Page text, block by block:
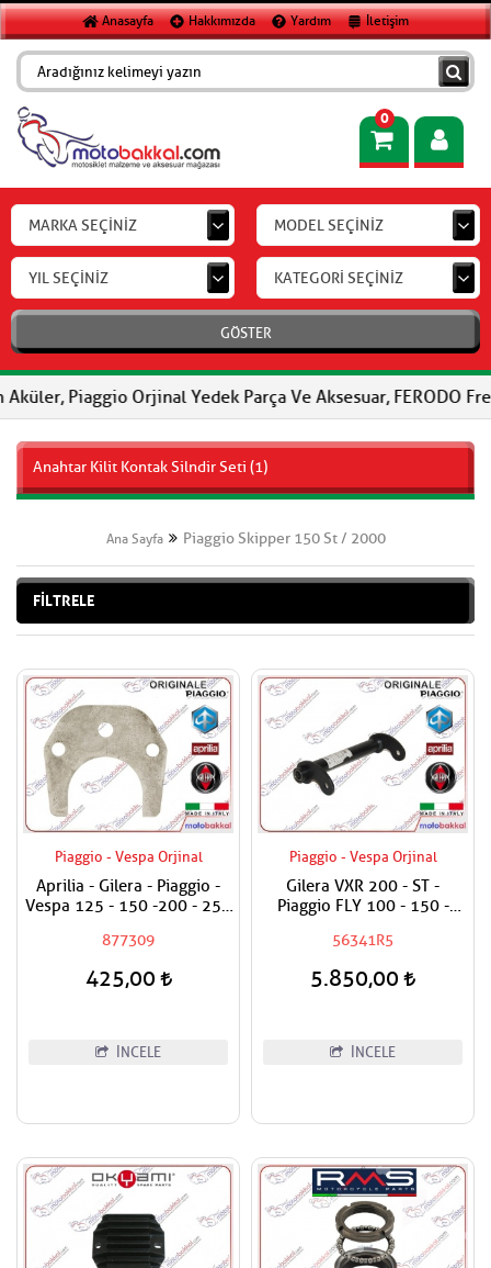
Anasayfa Hakkımızda Yardım İletişim
0
MARKA SEÇİNİZ MODEL SEÇİNİZ
YIL SEÇİNİZ KATEGORİ SEÇİNİZ
GÖSTER
Orjinal Yedek Parça Ve Aksesuar, FERODO Fren
Anahtar Kilit Kontak Silndir Seti (1)
Ana Sayfa Piaggio Skipper 150 St / 2000
FİLTRELE
Piaggio - Vespa Orjinal
Aprilia - Gilera - Piaggio -
Vespa 125 - 150 -200 - 250
Hilali
877309
425,00
İNCELE
Piaggio - Vespa Orjinal
Gilera VXR 200 - ST -
Piaggio FLY 100 - 150 -
Taşıma Demiri / Beşik
Demiri
56341R5
5.850,00
İNCELE